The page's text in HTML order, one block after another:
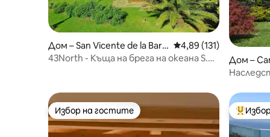
Дом – San Vicente de la Barq
uera
Средна оценка: 4,89
4,89 (131)
43North - Къща на брега на океана S.
Дом –
Избор на гостите
Избор на гостите Най-